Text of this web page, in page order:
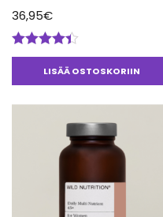
36,95€
Arvostelu
tuotteesta:LISÄÄ OSTOSKORIIN